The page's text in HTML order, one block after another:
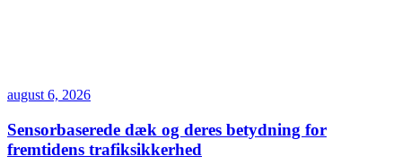
august 6, 2026
Sensorbaserede dæk og deres betydning for
fremtidens trafiksikkerhed